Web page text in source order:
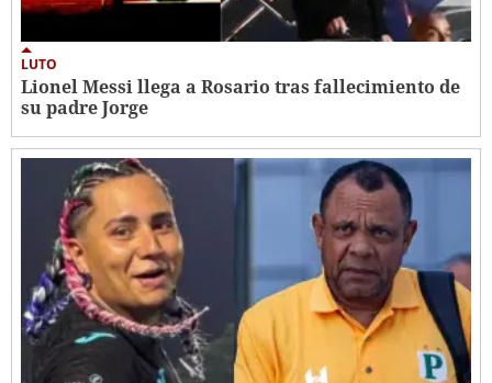
LUTO
Lionel Messi llega a Rosario tras fallecimiento de
su padre Jorge